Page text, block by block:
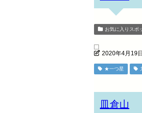
お気に入りスポ
2020年4月19日
★一つ星
皿倉山